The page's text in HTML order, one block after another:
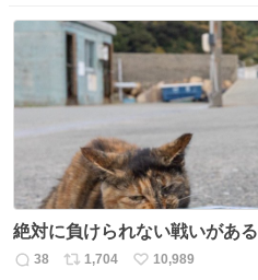
数
ス
ト
数
ね
数
絶対に負けられない戦いがある
返
38
リ
1,704
い
10,989